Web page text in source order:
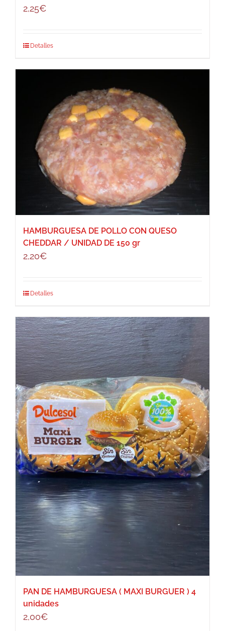
2,25€
Detalles
HAMBURGUESA DE POLLO CON QUESO
CHEDDAR / UNIDAD DE 150 gr
2,20€
Detalles
PAN DE HAMBURGUESA ( MAXI BURGUER ) 4
unidades
2,00€